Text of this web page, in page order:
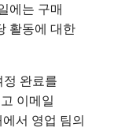
에는 구매
활동에 대한
완료를
이메일
서 영업 팀의